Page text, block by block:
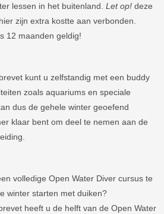
lessen in het buitenland. Let op! deze
zijn extra kostte aan verbonden.
12 maanden geldig!
kunt u zelfstandig met een buddy
zoals aquariums en speciale
dus de gehele winter geoefend
klaar bent om deel te nemen aan de
volledige Open Water Diver cursus te
winter starten met duiken?
heeft u de helft van de Open Water